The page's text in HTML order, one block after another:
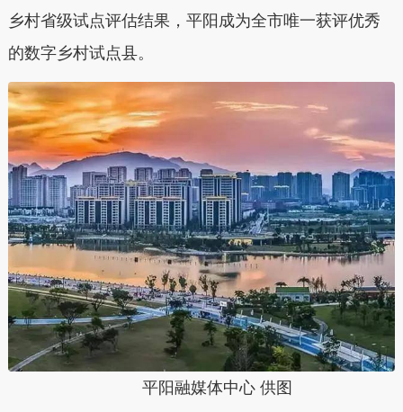
乡村省级试点评估结果，平阳成为全市唯一获评优秀
的数字乡村试点县。
平阳融媒体中心 供图